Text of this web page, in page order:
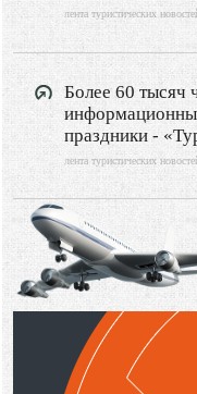
лента туристических
Более 60 тысяч
праздники -
лента туристических